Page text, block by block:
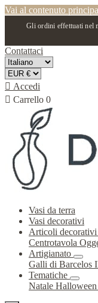
Vai al contenuto
Gli ordini effettuati nel
Contattaci
 Accedi
 Carrello 0
Vasi da terra
Vasi decorativi
Articoli decorativi
Centrotavola
Artigianato
Galli di Barcelos
Tematiche
Natale Halloween